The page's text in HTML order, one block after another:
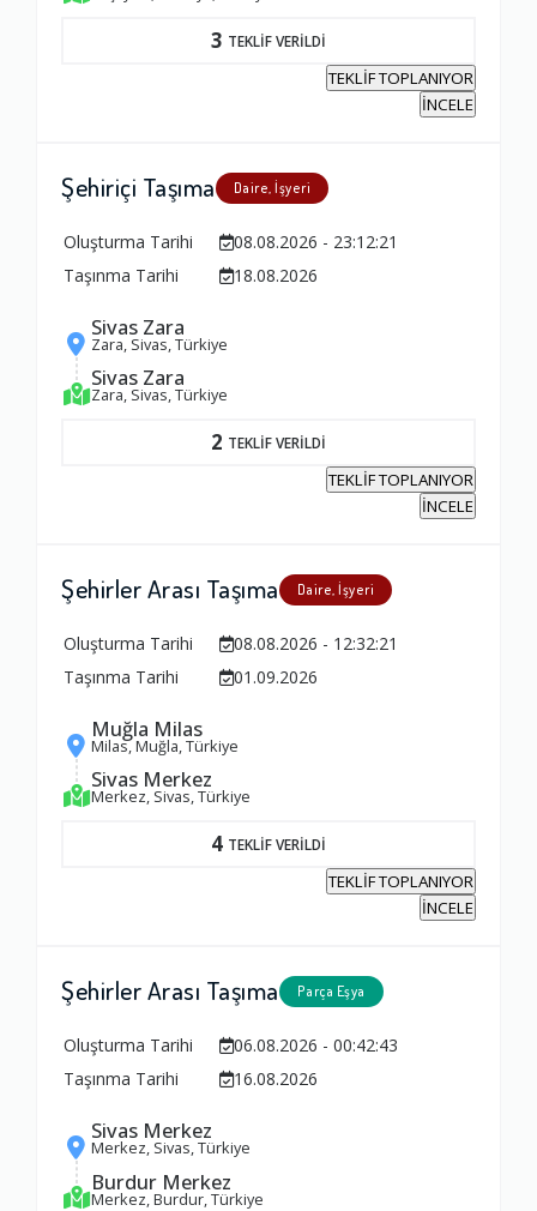
3 TEKLİF VERİLDİ
TEKLİF TOPLANIYOR
İNCELE
Şehiriçi Taşıma Daire, İşyeri
Oluşturma Tarihi
08.08.2026 - 23:12:21
Taşınma Tarihi
18.08.2026
Sivas Zara
Zara, Sivas, Türkiye
Sivas Zara
Zara, Sivas, Türkiye
2 TEKLİF VERİLDİ
TEKLİF TOPLANIYOR
İNCELE
Şehirler Arası Taşıma Daire, İşyeri
Oluşturma Tarihi
08.08.2026 - 12:32:21
Taşınma Tarihi
01.09.2026
Muğla Milas
Milas, Muğla, Türkiye
Sivas Merkez
Merkez, Sivas, Türkiye
4 TEKLİF VERİLDİ
TEKLİF TOPLANIYOR
İNCELE
Şehirler Arası Taşıma Parça Eşya
Oluşturma Tarihi
06.08.2026 - 00:42:43
Taşınma Tarihi
16.08.2026
Sivas Merkez
Merkez, Sivas, Türkiye
Burdur Merkez
Merkez, Burdur, Türkiye